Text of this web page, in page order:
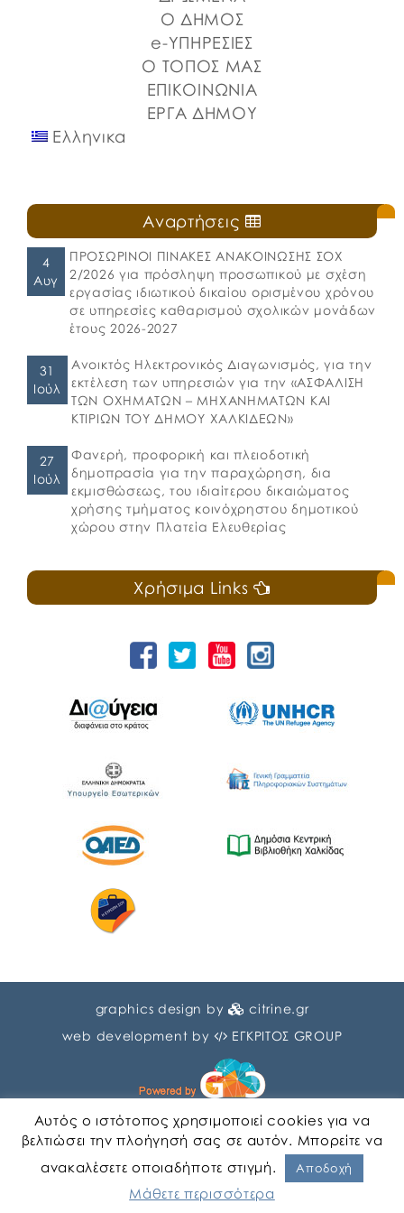
Ο ΔΗΜΟΣ
e-ΥΠΗΡΕΣΙΕΣ
Ο ΤΟΠΟΣ ΜΑΣ
ΕΠΙΚΟΙΝΩΝΙΑ
ΕΡΓΑ ΔΗΜΟΥ
Ελληνικα
Αναρτήσεις
4
Αυγ
ΠΡΟΣΩΡΙΝΟΙ ΠΙΝΑΚΕΣ ΑΝΑΚΟΙΝΩΣΗΣ ΣΟΧ
2/2026 για πρόσληψη προσωπικού με σχέση
εργασίας ιδιωτικού δικαίου ορισμένου χρόνου
σε υπηρεσίες καθαρισμού σχολικών μονάδων
έτους 2026-2027
31
Ιούλ
Ανοικτός Ηλεκτρονικός Διαγωνισμός, για την
εκτέλεση των υπηρεσιών για την «ΑΣΦΑΛΙΣΗ
ΤΩΝ ΟΧΗΜΑΤΩΝ – ΜΗΧΑΝΗΜΑΤΩΝ ΚΑΙ
ΚΤΙΡΙΩΝ ΤΟΥ ΔΗΜΟΥ ΧΑΛΚΙΔΕΩΝ»
27
Ιούλ
Φανερή, προφορική και πλειοδοτική
δημοπρασία για την παραχώρηση, δια
εκμισθώσεως, του ιδιαίτερου δικαιώματος
χρήσης τμήματος κοινόχρηστου δημοτικού
χώρου στην Πλατεία Ελευθερίας
Χρήσιμα Links
graphics design by
citrine.gr
web development by
ΕΓΚΡΙΤΟΣ GROUP
Αυτός ο ιστότοπος χρησιμοποιεί cookies για να
βελτιώσει την πλοήγησή σας σε αυτόν. Μπορείτε να
ανακαλέσετε οποιαδήποτε στιγμή.
Αποδοχή
Μάθετε περισσότερα
Αγγλικα Ελληνικα